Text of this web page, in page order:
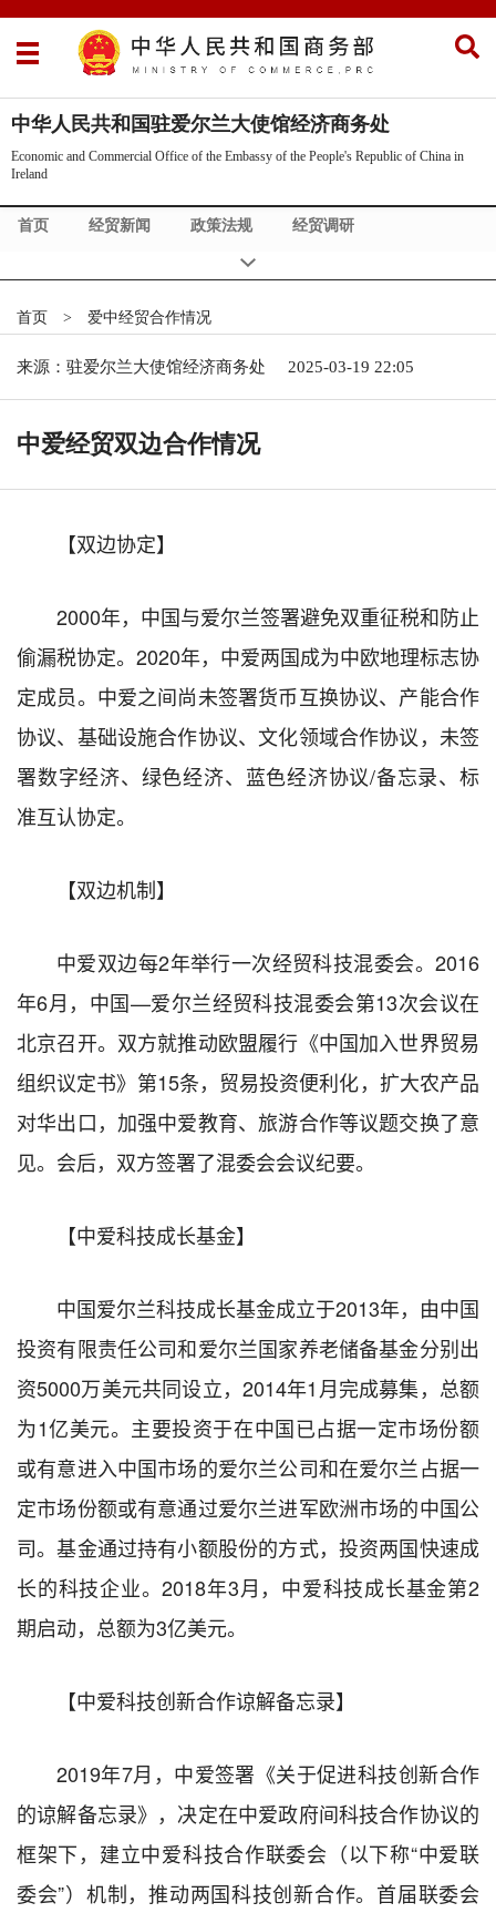
中华人民共和国驻爱尔兰大使馆经济商务处
Economic and Commercial Office of the Embassy of the People's Republic of China in
Ireland
首页 经贸新闻 政策法规 经贸调研
Exhibition Info
首页 > 爱中经贸合作情况
来源：驻爱尔兰大使馆经济商务处 2025-03-19 22:05
中爱经贸双边合作情况
【双边协定】
2000年，中国与爱尔兰签署避免双重征税和防止
偷漏税协定。2020年，中爱两国成为中欧地理标志协
定成员。中爱之间尚未签署货币互换协议、产能合作
协议、基础设施合作协议、文化领域合作协议，未签
署数字经济、绿色经济、蓝色经济协议/备忘录、标
准互认协定。
【双边机制】
中爱双边每2年举行一次经贸科技混委会。2016
年6月，中国—爱尔兰经贸科技混委会第13次会议在
北京召开。双方就推动欧盟履行《中国加入世界贸易
组织议定书》第15条，贸易投资便利化，扩大农产品
对华出口，加强中爱教育、旅游合作等议题交换了意
见。会后，双方签署了混委会会议纪要。
【中爱科技成长基金】
中国爱尔兰科技成长基金成立于2013年，由中国
投资有限责任公司和爱尔兰国家养老储备基金分别出
资5000万美元共同设立，2014年1月完成募集，总额
为1亿美元。主要投资于在中国已占据一定市场份额
或有意进入中国市场的爱尔兰公司和在爱尔兰占据一
定市场份额或有意通过爱尔兰进军欧洲市场的中国公
司。基金通过持有小额股份的方式，投资两国快速成
长的科技企业。2018年3月，中爱科技成长基金第2
期启动，总额为3亿美元。
【中爱科技创新合作谅解备忘录】
2019年7月，中爱签署《关于促进科技创新合作
的谅解备忘录》，决定在中爱政府间科技合作协议的
框架下，建立中爱科技合作联委会（以下称“中爱联
委会”）机制，推动两国科技创新合作。首届联委会